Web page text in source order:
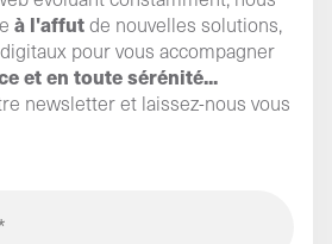
à l'affutde nouvelles solutions,
pour vous accompagner
et en toute sérénité...
newsletter et laissez-nous vous